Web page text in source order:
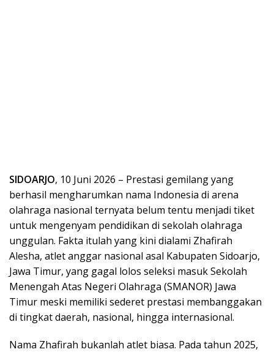
SIDOARJO, 10 Juni 2026 – Prestasi gemilang yang
berhasil mengharumkan nama Indonesia di arena
olahraga nasional ternyata belum tentu menjadi tiket
untuk mengenyam pendidikan di sekolah olahraga
unggulan. Fakta itulah yang kini dialami Zhafirah
Alesha, atlet anggar nasional asal Kabupaten Sidoarjo,
Jawa Timur, yang gagal lolos seleksi masuk Sekolah
Menengah Atas Negeri Olahraga (SMANOR) Jawa
Timur meski memiliki sederet prestasi membanggakan
di tingkat daerah, nasional, hingga internasional.
Nama Zhafirah bukanlah atlet biasa. Pada tahun 2025,